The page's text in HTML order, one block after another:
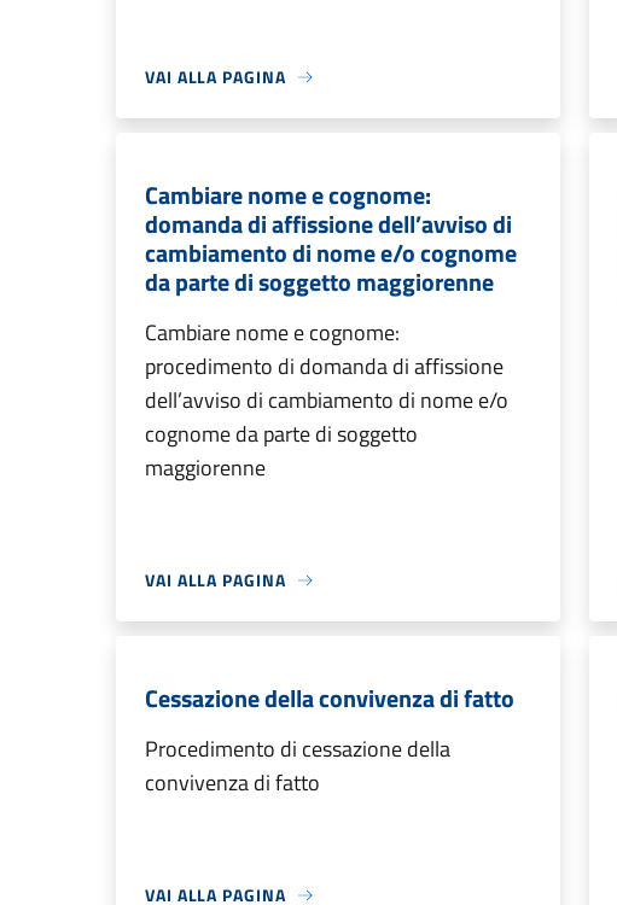
VAI ALLA PAGINA
Cambiare nome e cognome:
domanda di affissione dell’avviso di
cambiamento di nome e/o cognome
da parte di soggetto maggiorenne
Cambiare nome e cognome:
procedimento di domanda di affissione
dell’avviso di cambiamento di nome e/o
cognome da parte di soggetto
maggiorenne
VAI ALLA PAGINA
Cessazione della convivenza di fatto
Procedimento di cessazione della
convivenza di fatto
VAI ALLA PAGINA